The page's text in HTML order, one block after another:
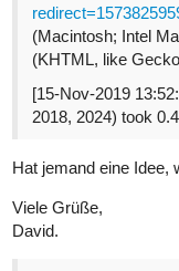
(Macintosh; Intel
(KHTML, like
[15-Nov-2019
2018, 2024) took
Hat jemand eine Idee,
Viele Grüße,
David.